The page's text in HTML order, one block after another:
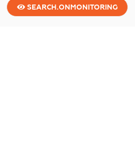
SEARCH.ONMONITORING